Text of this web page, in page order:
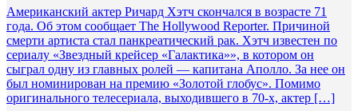
Американский актер Ричард Хэтч скончался в возрасте 71
года. Об этом сообщает The Hollywood Reporter. Причиной
смерти артиста стал панкреатический рак. Хэтч известен по
сериалу «Звездный крейсер «Галактика»», в котором он
сыграл одну из главных ролей — капитана Аполло. За нее он
был номинирован на премию «Золотой глобус». Помимо
оригинального телесериала, выходившего в 70-х, актер […]